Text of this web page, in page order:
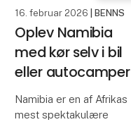
16. februar 2026 | BENNS
Oplev Namibia
med kør selv i bil
eller autocamper
Namibia er en af Afrikas
mest spektakulære